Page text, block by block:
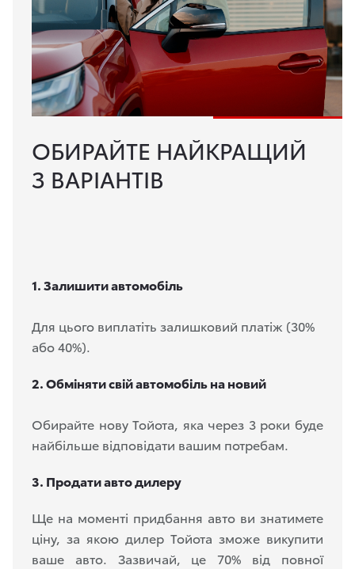
ОБИРАЙТЕ НАЙКРАЩИЙ
З ВАРІАНТІВ
1. Залишити автомобіль
Для цього виплатіть залишковий платіж (30%
або 40%).
2. Обмінятисвій автомобіль на новий
Обирайте нову Тойота, яка через 3 роки буде
найбільше відповідати вашим потребам.
3. Продати авто дилеру
Ще на моменті придбання авто ви знатимете
ціну, за якою дилер Тойота зможе викупити
ваше авто. Зазвичай, це 70% від повної